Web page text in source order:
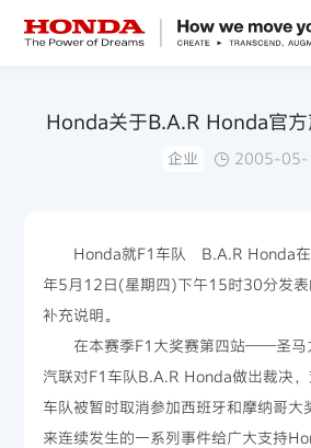
赛事运动
新闻资讯
Honda关于B.A.R Honda官
企业 2005-05-
Honda就F1车队 B.A.R Honda在
年5月12日(星期四)下午15时30分发表
补充说明。
在本赛季F1大奖赛第四站——圣马
汽联对F1车队B.A.R Honda做出裁决
车队被暂时取消参加西班牙和摩纳哥大
来连续发生的一系列事件给广大支持